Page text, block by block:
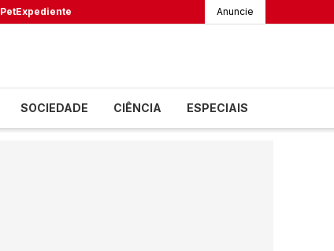
PetExpediente Anuncie
SOCIEDADE CIÊNCIA ESPECIAIS